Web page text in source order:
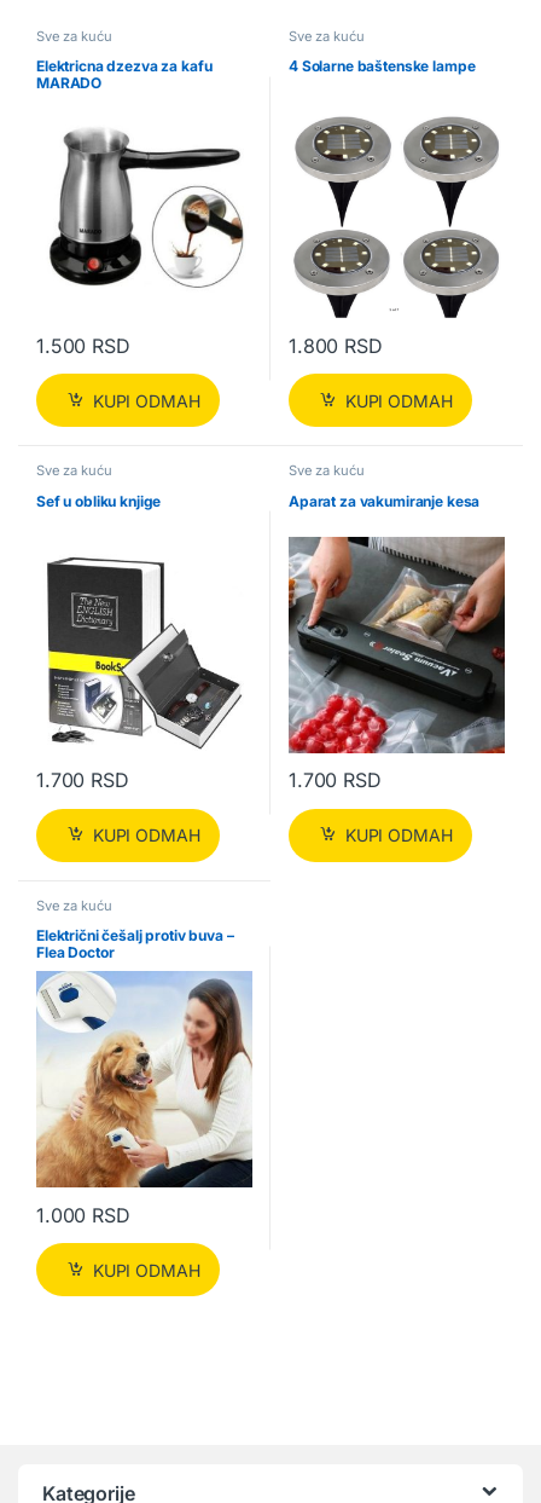
Sve za kuću
Elektricna dzezva za kafu
MARADO
1.500 RSD
KUPI ODMAH
Sve za kuću
4 Solarne baštenske lampe
1.800 RSD
KUPI ODMAH
Sve za kuću
Sef u obliku knjige
1.700 RSD
KUPI ODMAH
Sve za kuću
Aparat za vakumiranje kesa
1.700 RSD
KUPI ODMAH
Sve za kuću
Električni češalj protiv buva –
Flea Doctor
1.000 RSD
KUPI ODMAH
Kategorije